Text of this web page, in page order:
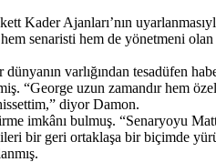
Kader Ajanları’nın
senaristi hem de yönetmeni
varlığından tesadüfen
uzun zamandır hem
diyor Damon.
imkânı bulmuş. “Senaryoyu
bir geri ortaklaşa bir biçimde